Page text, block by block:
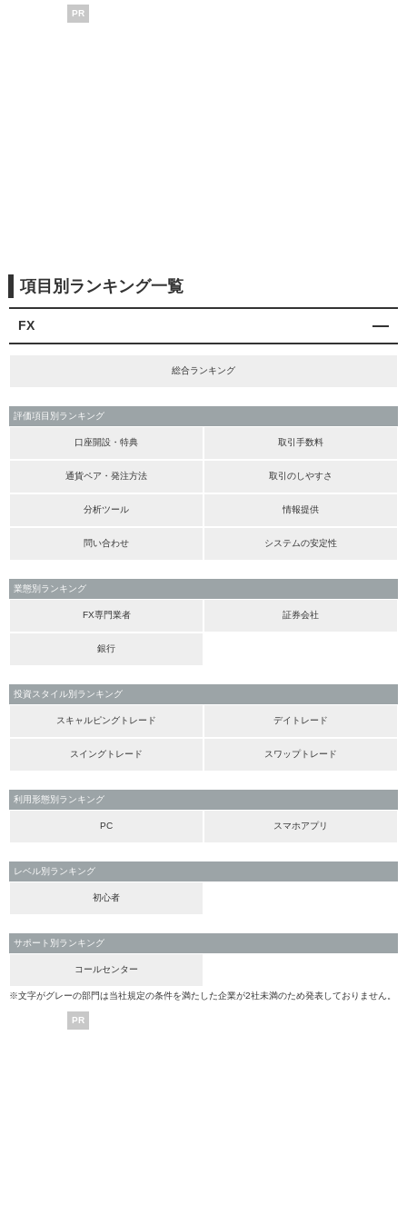
PR
項目別ランキング一覧
FX
総合ランキング
評価項目別ランキング
口座開設・特典 取引手数料
通貨ペア・発注方法 取引のしやすさ
分析ツール 情報提供
問い合わせ システムの安定性
業態別ランキング
FX専門業者 証券会社
銀行
投資スタイル別ランキング
スキャルピングトレード デイトレード
スイングトレード スワップトレード
利用形態別ランキング
PC スマホアプリ
レベル別ランキング
初心者
サポート別ランキング
コールセンター
※文字がグレーの部門は当社規定の条件を満たした企業が2社未満のため発表しておりません。
PR